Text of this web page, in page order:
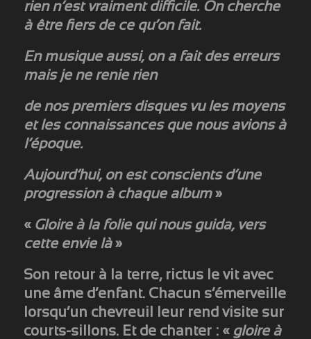
rien n’est vraiment difficile. On cherche
à être fiers de ce qu’on fait.
En musique aussi, on a fait des erreurs
mais je ne renie rien
de nos premiers disques vu les moyens
et les connaissances que nous avions à
l’époque.
Aujourd’hui, on est conscients d’une
progression à chaque album »
« Gloire à la folie qui nous guida, vers
cette envie là»
Son retour à la terre, rictus le vit avec
une âme d’enfant. Chacun s’émerveille
lorsqu’un chevreuil leur rend visite sur
courts-sillons. Et de chanter : « gloire à